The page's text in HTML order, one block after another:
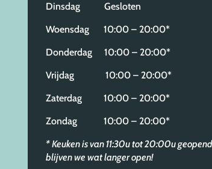
Dinsdag Gesloten
Woensdag 10:00 – 20:00*
Donderdag 10:00 – 20:00*
Vrijdag 10:00 – 20:00*
Zaterdag 10:00 – 20:00*
Zondag 10:00 – 20:00*
* Keuken is van 11:30u tot 20:00u
blijven we wat langer open!